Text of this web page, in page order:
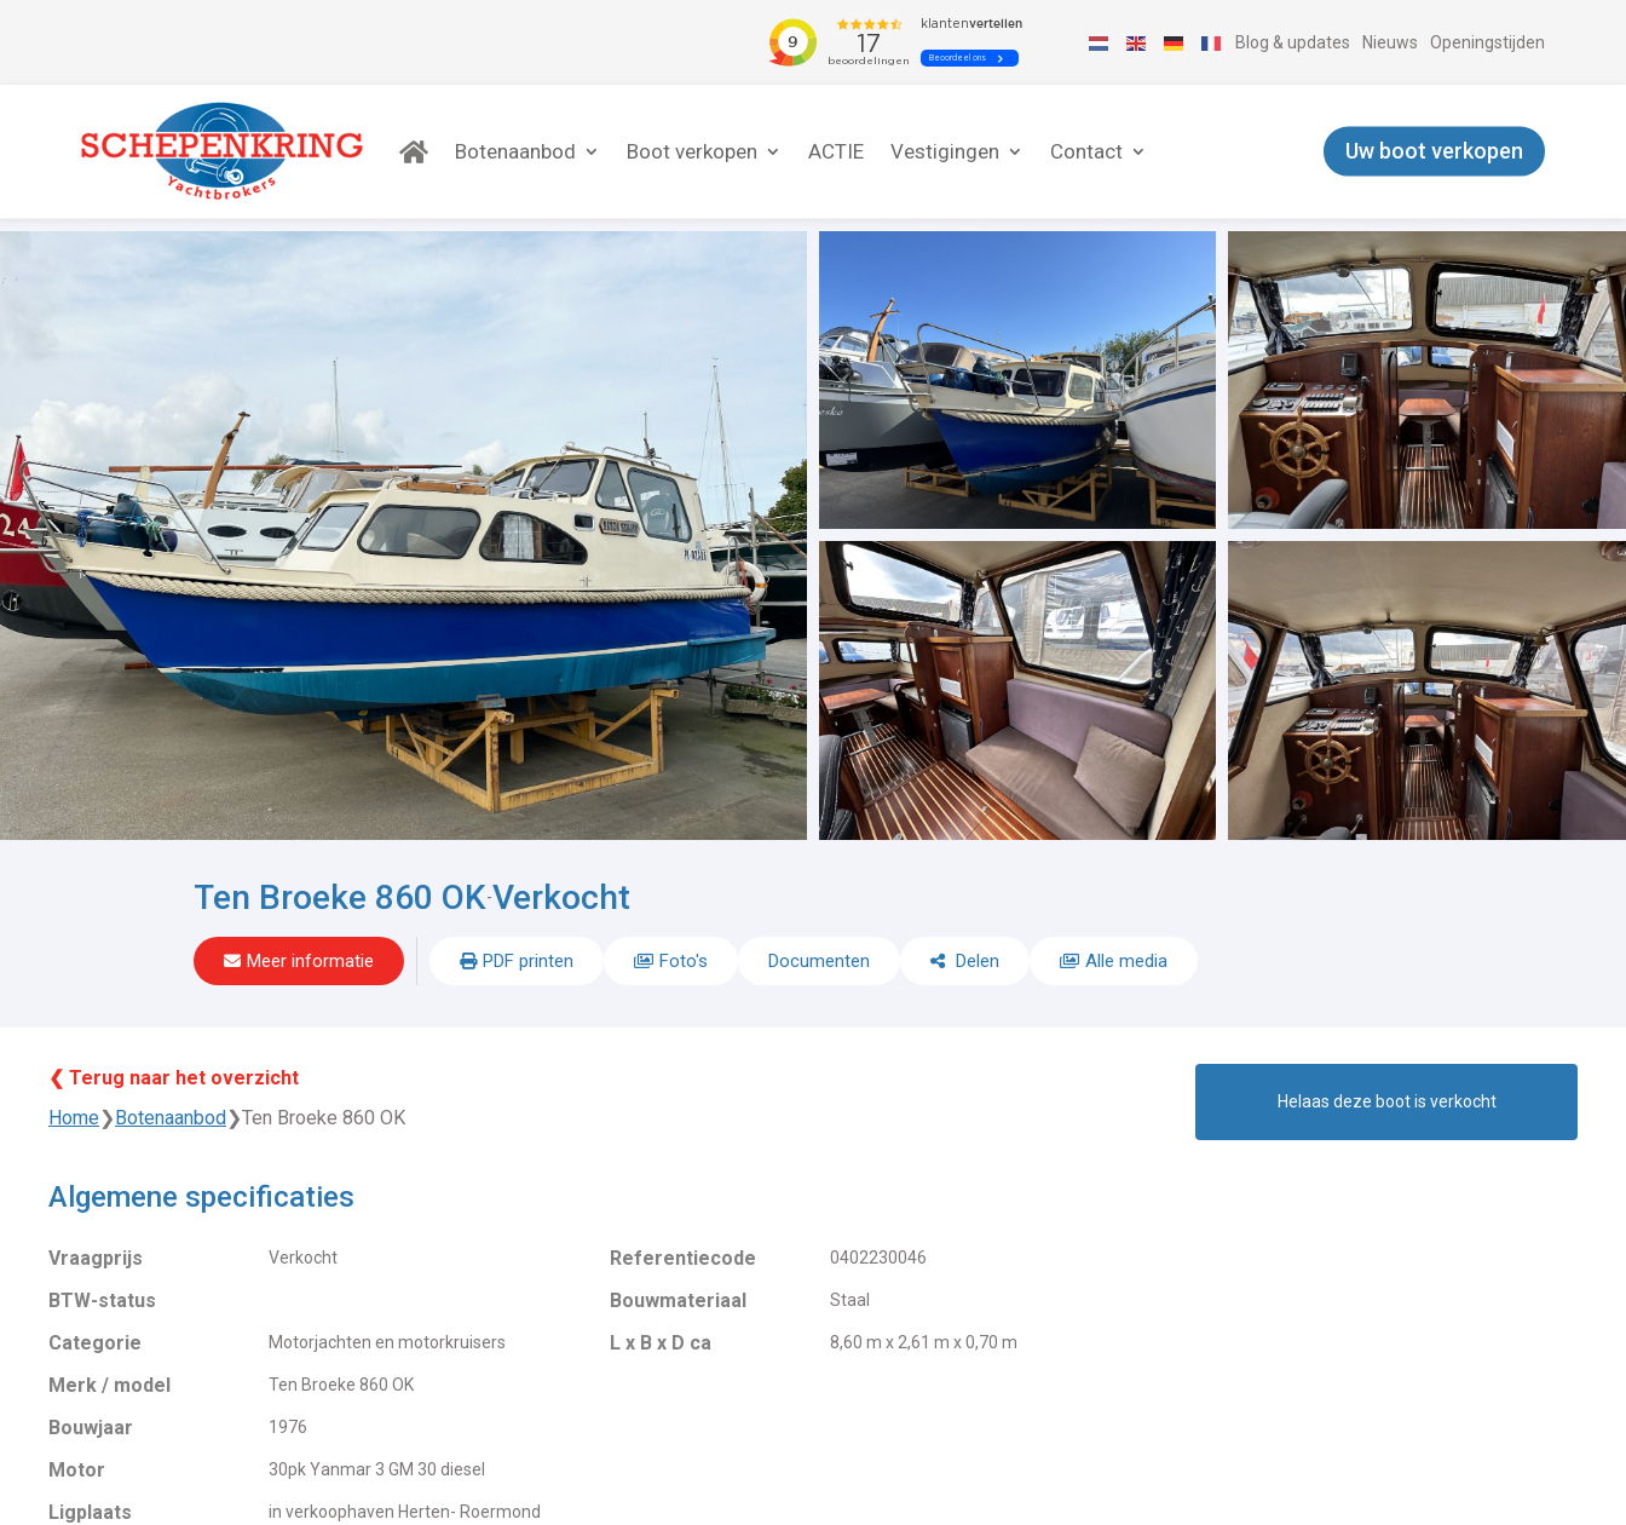
Blog & updates Nieuws Openingstijden
Botenaanbod Boot verkopen ACTIE Vestigingen Contact Uw boot verkopen
Ten Broeke 860 OK-Verkocht
Meer informatie PDF printen Foto's Documenten Delen Alle media
❮ Terug naar het overzicht
Home❯Botenaanbod❯Ten Broeke 860 OK
Algemene specificaties
Vraagprijs Verkocht
BTW-status
Categorie
Motorjachten en motorkruisers
Merk / model Ten Broeke 860 OK
Bouwjaar 1976
Motor 30pk Yanmar 3 GM 30 diesel
Ligplaats in verkoophaven Herten- Roermond
Referentiecode 0402230046
Bouwmateriaal Staal
L x B x D ca 8,60 m x 2,61 m x 0,70 m
Helaas deze boot is verkocht